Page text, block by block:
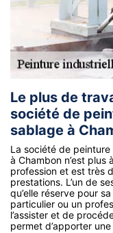
Le plus de
société de
sablage à
La société de
à Chambon n’est plus
profession et est très
prestations. L’un de
qu’elle réserve pour
particulier ou un
l’assister et de
permet d’apporter